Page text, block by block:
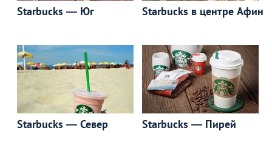
Starbucks ― Юг Starbucks в центре Афин
Starbucks ― Север Starbucks ― Пирей